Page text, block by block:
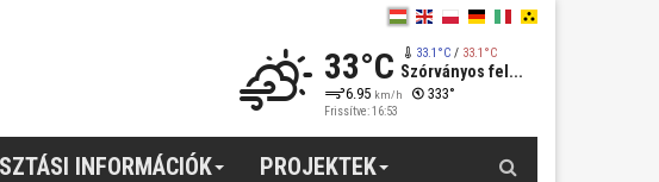
33°C 33.1°C/ 33.1°C
Szórványos fel...
6.95 km/h 333°
Frissítve: 16:53
INFORMÁCIÓK PROJEKTEK